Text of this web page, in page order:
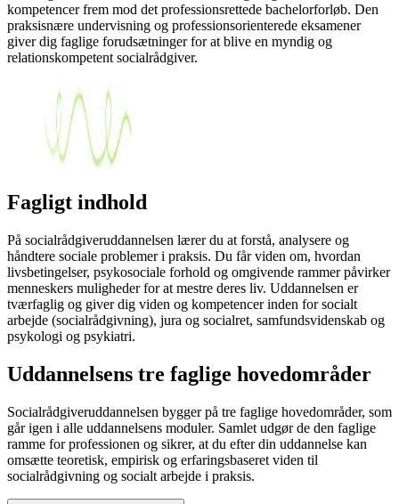
kompetencer frem mod det professionsrettede bachelorforløb. Den
praksisnære undervisning og professionsorienterede eksamener
giver dig faglige forudsætninger for at blive en myndig og
relationskompetent socialrådgiver.
Fagligt indhold
På socialrådgiveruddannelsen lærer du at forstå, analysere og
håndtere sociale problemer i praksis. Du får viden om, hvordan
livsbetingelser, psykosociale forhold og omgivende rammer påvirker
menneskers muligheder for at mestre deres liv. Uddannelsen er
tværfaglig og giver dig viden og kompetencer inden for socialt
arbejde (socialrådgivning), jura og socialret, samfundsvidenskab og
psykologi og psykiatri.
Uddannelsens tre faglige hovedområder
Socialrådgiveruddannelsen bygger på tre faglige hovedområder, som
går igen i alle uddannelsens moduler. Samlet udgør de den faglige
ramme for professionen og sikrer, at du efter din uddannelse kan
omsætte teoretisk, empirisk og erfaringsbaseret viden til
socialrådgivning og socialt arbejde i praksis.